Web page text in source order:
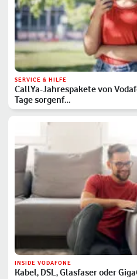
SERVICE & HILFE
CallYa-Jahrespakete von
Tage sorgenf…
INSIDE VODAFONE
Kabel, DSL, Glasfaser oder